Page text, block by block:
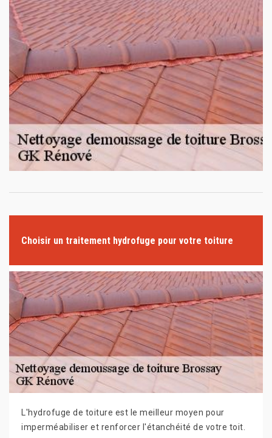
Choisir un traitement hydrofuge pour votre toiture
L'hydrofuge de toiture est le meilleur moyen pour
imperméabiliser et renforcer l'étanchéité de votre toit.